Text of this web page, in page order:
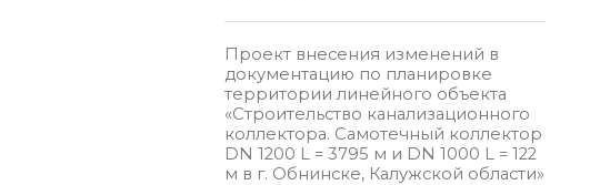
Проект внесения изменений в
документацию по планировке
территории линейного объекта
«Строительство канализационного
коллектора. Самотечный коллектор
DN 1200 L = 3795 м и DN 1000 L = 122
м в г. Обнинске, Калужской области»